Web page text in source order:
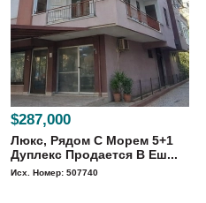
$287,000
Люкс, Рядом С Морем 5+1
Дуплекс Продается В Еш...
Исх. Номер: 507740